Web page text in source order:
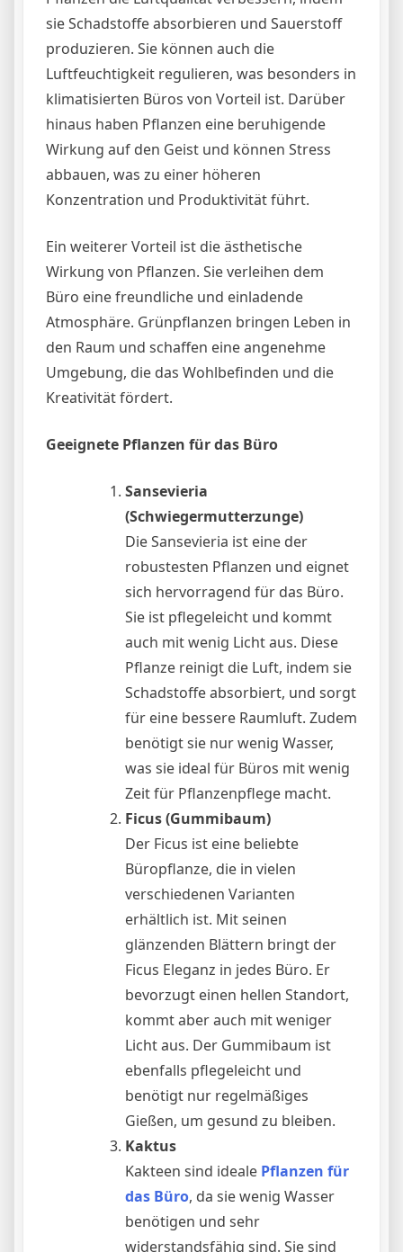
sie Schadstoffe absorbieren und Sauerstoff
produzieren. Sie können auch die
Luftfeuchtigkeit regulieren, was besonders in
klimatisierten Büros von Vorteil ist. Darüber
hinaus haben Pflanzen eine beruhigende
Wirkung auf den Geist und können Stress
abbauen, was zu einer höheren
Konzentration und Produktivität führt.
Ein weiterer Vorteil ist die ästhetische
Wirkung von Pflanzen. Sie verleihen dem
Büro eine freundliche und einladende
Atmosphäre. Grünpflanzen bringen Leben in
den Raum und schaffen eine angenehme
Umgebung, die das Wohlbefinden und die
Kreativität fördert.
Geeignete Pflanzen für das Büro
Sansevieria
(Schwiegermutterzunge)
Die Sansevieria ist eine der
robustesten Pflanzen und eignet
sich hervorragend für das Büro.
Sie ist pflegeleicht und kommt
auch mit wenig Licht aus. Diese
Pflanze reinigt die Luft, indem sie
Schadstoffe absorbiert, und sorgt
für eine bessere Raumluft. Zudem
benötigt sie nur wenig Wasser,
was sie ideal für Büros mit wenig
Zeit für Pflanzenpflege macht.
Ficus (Gummibaum)
Der Ficus ist eine beliebte
Büropflanze, die in vielen
verschiedenen Varianten
erhältlich ist. Mit seinen
glänzenden Blättern bringt der
Ficus Eleganz in jedes Büro. Er
bevorzugt einen hellen Standort,
kommt aber auch mit weniger
Licht aus. Der Gummibaum ist
ebenfalls pflegeleicht und
benötigt nur regelmäßiges
Gießen, um gesund zu bleiben.
Kaktus
Kakteen sind ideale Pflanzen für
das Büro, da sie wenig Wasser
benötigen und sehr
widerstandsfähig sind. Sie sind